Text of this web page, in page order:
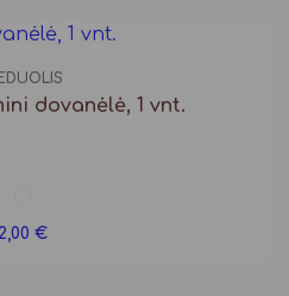
dovanėlė, 1 vnt.
2,00 €